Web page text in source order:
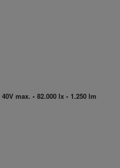
max. • 82.000 lx • 1.250 lm